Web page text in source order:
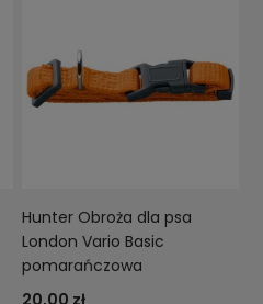
Hunter Obroża dla psa
London Vario Basic
pomarańczowa